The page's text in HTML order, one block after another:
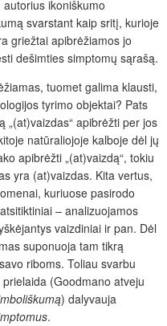
autorius ikoniškumo
svarstant kaip sritį, kurioje
griežtai apibrėžiamos jo
dešimties simptomų sąrašą.
tuomet galima klausti,
tyrimo objektai? Pats
„(at)vaizdas“ apibrėžti per jos
natūraliojoje kalboje dėl jų
apibrėžti „(at)vaizdą“, tokiu
yra (at)vaizdas. Kita vertus,
kuriuose pasirodo
– analizuojamos
vaizdiniai ir pan. Dėl
suponuoja tam tikrą
riboms. Toliau svarbu
(Goodmano atveju
) dalyvauja
.